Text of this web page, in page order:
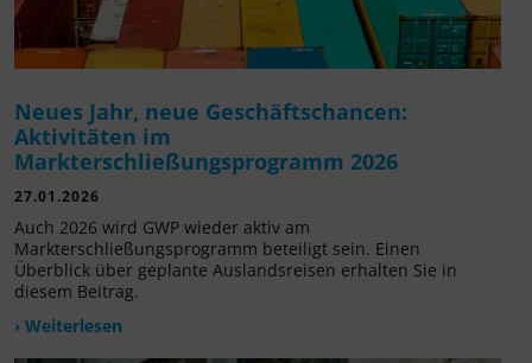
Neues Jahr, neue Geschäftschancen:
Aktivitäten im
Markterschließungsprogramm 2026
27.01.2026
Auch 2026 wird GWP wieder aktiv am
Markterschließungsprogramm beteiligt sein. Einen
Überblick über geplante Auslandsreisen erhalten Sie in
diesem Beitrag.
› Weiterlesen